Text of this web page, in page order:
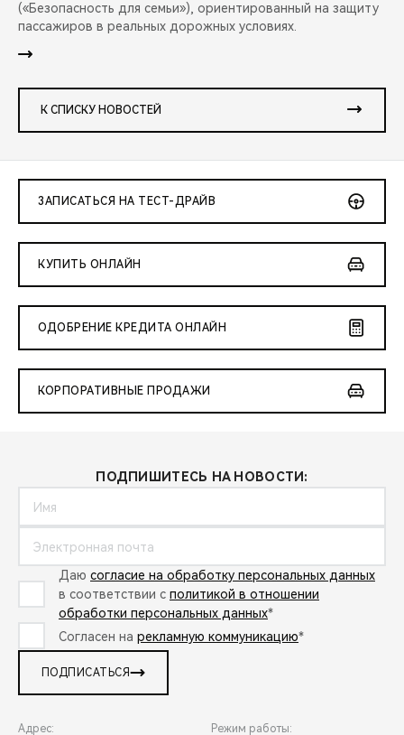
(«Безопасность для семьи»), ориентированный на защиту
пассажиров в реальных дорожных условиях.
К СПИСКУ НОВОСТЕЙ
ЗАПИСАТЬСЯ НА ТЕСТ-ДРАЙВ
КУПИТЬ ОНЛАЙН
ОДОБРЕНИЕ КРЕДИТА ОНЛАЙН
КОРПОРАТИВНЫЕ ПРОДАЖИ
ПОДПИШИТЕСЬ НА НОВОСТИ:
Даю согласие на обработку персональных данных
в соответствии с политикой в отношении
обработки персональных данных*
Согласен на рекламную коммуникацию*
ПОДПИСАТЬСЯ
Адрес: Режим работы: